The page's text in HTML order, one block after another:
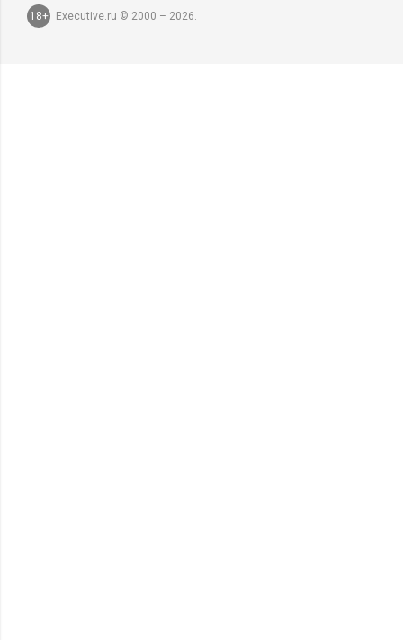
18+
Executive.ru © 2000 – 2026.